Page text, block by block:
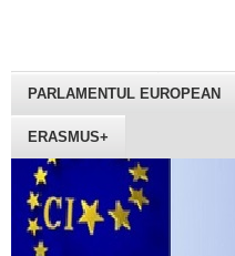
PARLAMENTUL EUROPEAN
ERASMUS+